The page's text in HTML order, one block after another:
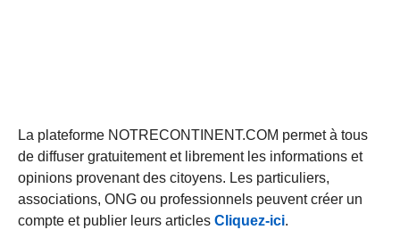
La plateforme NOTRECONTINENT.COM permet à tous
de diffuser gratuitement et librement les informations et
opinions provenant des citoyens. Les particuliers,
associations, ONG ou professionnels peuvent créer un
compte et publier leurs articles Cliquez-ici.